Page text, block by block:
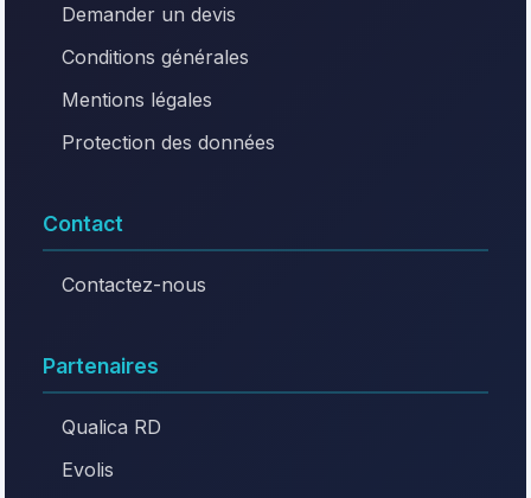
Demander un devis
Conditions générales
Mentions légales
Protection des données
Contact
Contactez-nous
Partenaires
Qualica RD
Evolis